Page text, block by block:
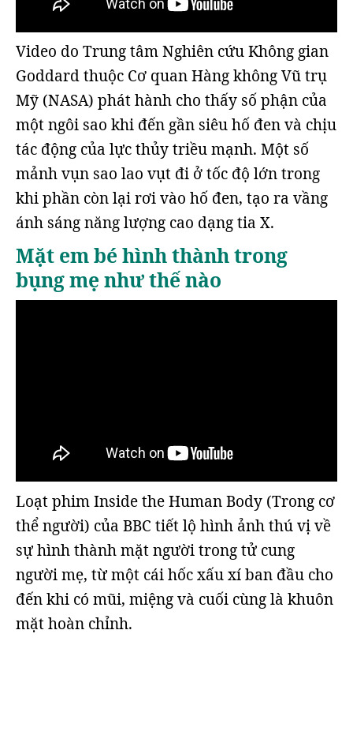
Video do Trung tâm Nghiên cứu Không gian
Goddard thuộc Cơ quan Hàng không Vũ trụ
Mỹ (NASA) phát hành cho thấy số phận của
một ngôi sao khi đến gần siêu hố đen và chịu
tác động của lực thủy triều mạnh. Một số
mảnh vụn sao lao vụt đi ở tốc độ lớn trong
khi phần còn lại rơi vào hố đen, tạo ra vầng
ánh sáng năng lượng cao dạng tia X.
Mặt em bé hình thành trong
bụng mẹ như thế nào
Loạt phim Inside the Human Body (Trong cơ
thể người) của BBC tiết lộ hình ảnh thú vị về
sự hình thành mặt người trong tử cung
người mẹ, từ một cái hốc xấu xí ban đầu cho
đến khi có mũi, miệng và cuối cùng là khuôn
mặt hoàn chỉnh.